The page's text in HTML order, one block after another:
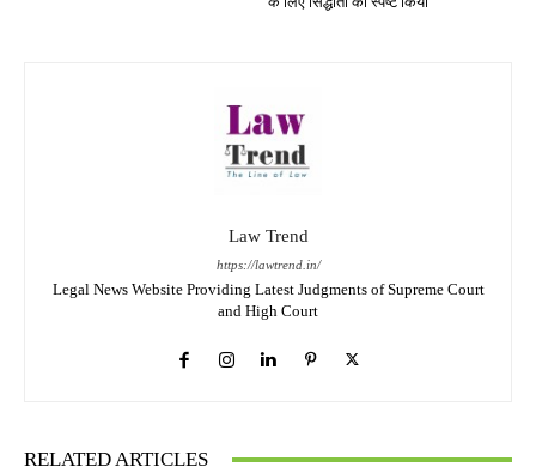
Law Trend
https://lawtrend.in/
Legal News Website Providing Latest Judgments of Supreme Court
and High Court
RELATED ARTICLES